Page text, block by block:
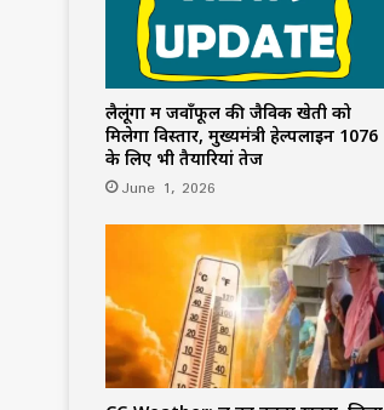
लैलूंगा में जवाँफूल की जैविक खेती को
मिलेगा विस्तार, मुख्यमंत्री हेल्पलाइन 1076
के लिए भी तैयारियां तेज
June 1, 2026